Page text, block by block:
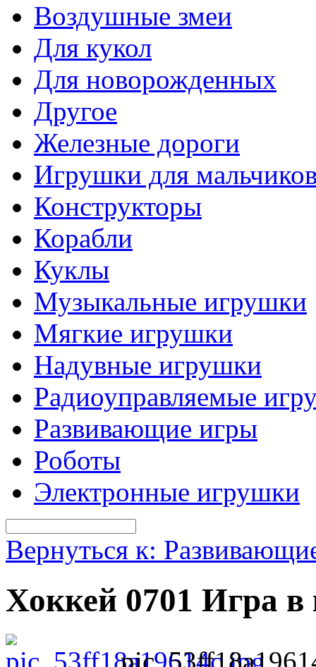
Воздушные змеи
Для кукол
Для новорожденных
Другое
Железные дороги
Игрушки для
Конструкторы
Корабли
Куклы
Музыкальные игрушки
Мягкие игрушки
Надувные игрушки
Радиоуправляемые
Развивающие игры
Роботы
Электронные игрушки
Вернуться к:
Хоккей 0701 Игра